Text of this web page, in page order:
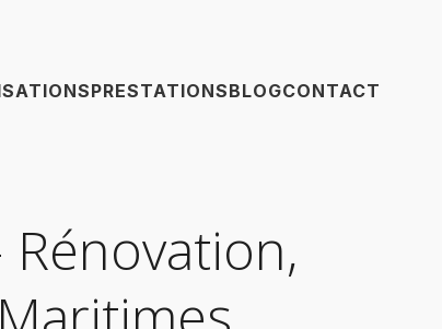
PRESTATIONSBLOGCONTACT